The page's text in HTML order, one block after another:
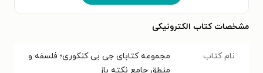
مشخصات کتاب الکترونیکی
نام کتاب
مجموعه کتابای جی بی کنکوری؛ فلسفه و
منطق جامع نکته باز